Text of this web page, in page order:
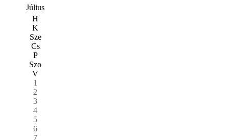
Július
H
K
Sze
Cs
P
Szo
V
1
2
3
4
5
6
7